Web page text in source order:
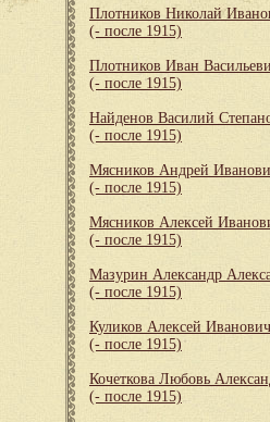
Плотников Николай
(- после 1915)
Плотников Иван
(- после 1915)
Найденов Василий
(- после 1915)
Мясников Андрей
(- после 1915)
Мясников Алексей
(- после 1915)
Мазурин Александр
(- после 1915)
Куликов Алексей Иванович
(- после 1915)
Кочеткова Любовь
(- после 1915)